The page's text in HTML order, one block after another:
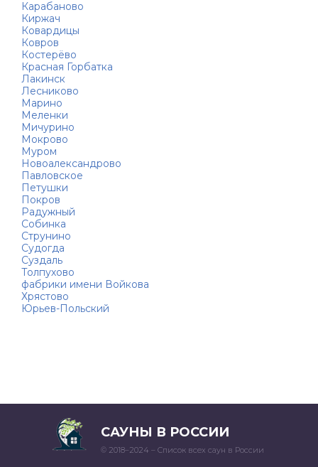
Карабаново
Киржач
Ковардицы
Ковров
Костерёво
Красная Горбатка
Лакинск
Лесниково
Марино
Меленки
Мичурино
Мокрово
Муром
Новоалександрово
Павловское
Петушки
Покров
Радужный
Собинка
Струнино
Судогда
Суздаль
Толпухово
фабрики имени Войкова
Хрястово
Юрьев-Польский
САУНЫ В РОССИИ
© 2018–2024 – Список всех саун в России